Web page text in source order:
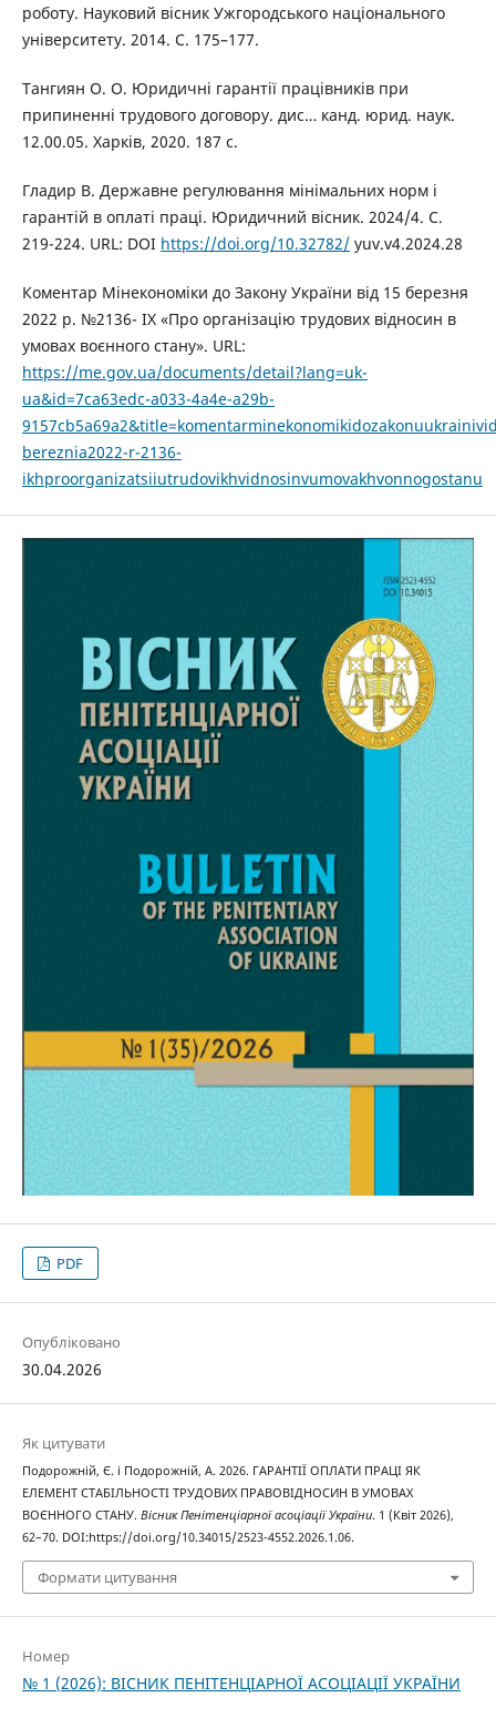
роботу. Науковий вісник Ужгородського національного
університету. 2014. С. 175–177.
Тангиян О. О. Юридичні гарантії працівників при
припиненні трудового договору. дис… канд. юрид. наук.
12.00.05. Харків, 2020. 187 с.
Гладир В. Державне регулювання мінімальних норм і
гарантій в оплаті праці. Юридичний вісник. 2024/4. С.
219-224. URL: DOI https://doi.org/10.32782/yuv.v4.2024.28
Коментар Мінекономіки до Закону України від 15 березня
2022 р. №2136- IX «Про організацію трудових відносин в
умовах воєнного стану». URL:
https://me.gov.ua/documents/detail?lang=uk-
ua&id=7ca63edc-a033-4a4e-a29b-
bereznia2022-r-2136-
ikhproorganizatsiiutrudovikhvidnosinvumovakhvonnogostanu
PDF
Опубліковано
30.04.2026
Як цитувати
Подорожній, Є. і Подорожній, А. 2026. ГАРАНТІЇ ОПЛАТИ ПРАЦІ ЯК
ЕЛЕМЕНТ СТАБІЛЬНОСТІ ТРУДОВИХ ПРАВОВІДНОСИН В УМОВАХ
ВОЄННОГО СТАНУ. Вісник Пенітенціарної асоціації України. 1 (Квіт 2026),
62–70. DOI:https://doi.org/10.34015/2523-4552.2026.1.06.
Формати цитування
Номер
№ 1 (2026): ВІСНИК ПЕНІТЕНЦІАРНОЇ АСОЦІАЦІЇ УКРАЇНИ